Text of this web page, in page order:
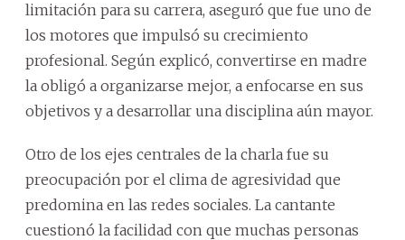
limitación para su carrera, aseguró que fue uno de
los motores que impulsó su crecimiento
profesional. Según explicó, convertirse en madre
la obligó a organizarse mejor, a enfocarse en sus
objetivos y a desarrollar una disciplina aún mayor.
Otro de los ejes centrales de la charla fue su
preocupación por el clima de agresividad que
predomina en las redes sociales. La cantante
cuestionó la facilidad con que muchas personas